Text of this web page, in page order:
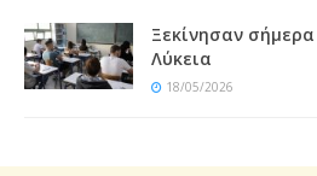
Ξεκίνησαν
Λύκεια
18/05/2026